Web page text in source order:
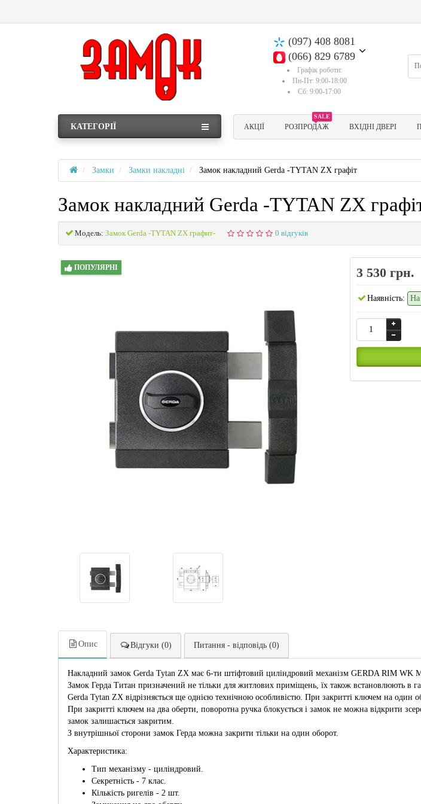
(097) 408 8081
(066) 829 6789
Графік роботи:
Пн-Пт: 9:00-18:00
Сб: 9:00-17:00
КАТЕГОРІЇ АКЦІЇ
SALE
РОЗПРОДАЖ ВХІДНІ ДВЕРІ
Замки Замки накладні Замок накладний Gerda -TYTAN ZX графіт
Замок накладний Gerda -TYTAN ZX
Модель: Замок Gerda -TYTAN ZX графит- 0 відгуків
ПОПУЛЯРНІ 3 530 грн.
Наявність: На
Опис Відгуки (0) Питання - відповідь (0)
Накладний замок Gerda Tytan ZX має 6-ти штіфтовий циліндровий механізм GERDA RIM WK
Замок Герда Титан призначений не тільки для житлових приміщень, їх також встановлюють в
Gerda Tytan ZX відрізняється ще однією технічною особливістю. При закритті ключем на
При закритті ключем на два оберти, поворотна ручка блокується і замок не можна відкрити
замок залишається закритим.
З внутрішньої сторони замок Герда можна закрити тільки на один оборот.
Характеристика:
Тип механізму - циліндровий.
Секретність - 7 клас.
Кількість ригелів - 2 шт.